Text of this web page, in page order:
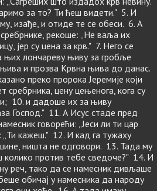
за то? Ти ћеш видети." 5. И
изађе, и отиде те се обеси. 6. А
рекоше: „Не ваља их
јер су цена за крв." 7. Него се
њих лончареву њиву за гробље
и прозва Крвна њива до данас.
преко пророка Јеремије који
сребрника, цену цењенога, кога су
10. и дадоше их за њиву
Господ." 11. А Исус стаде пред
говорећи: „Јеси ли ти цар
„Ти кажеш." 12. И кад га тужаху
ништа не одговори. 13. Тада му
колико против тебе сведоче?" 14. И
реч, тако да се намесник дивљаше
обичај у намесника да народу